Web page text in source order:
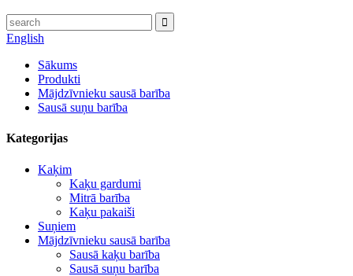
English
Sākums
Produkti
Mājdzīvnieku sausā barība
Sausā suņu barība
Kategorijas
Kaķim
Kaķu gardumi
Mitrā barība
Kaķu pakaiši
Suņiem
Mājdzīvnieku sausā barība
Sausā kaķu barība
Sausā suņu barība